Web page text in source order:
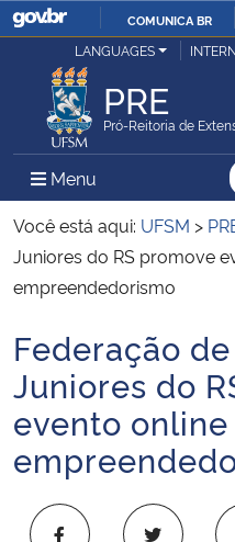
COMUNICA BR
Ministério da Justiça e Segurança
Ministério da Defesa
Ministério das Relações Exteriores
Ministério da Economia
Ministério da Infraestrutura
Ministério da Agricultura, Pecuária
Ministério da Educação
Ministério da Cidadania
LANGUAGES
PRE
Pró-Reitoria de
Menu Menu Principal
Você está aqui: UFSM >
Juniores do RS promove
empreendedorismo
Início do conteúdo
Federação
Juniores do
evento